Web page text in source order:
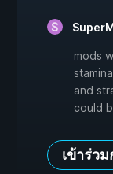
mods
and
could
เข้าร่ว